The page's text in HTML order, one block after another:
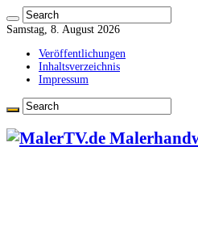
Samstag, 8. August 2026
Veröffentlichungen
Inhaltsverzeichnis
Impressum